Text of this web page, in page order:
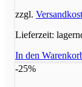
zzgl.
Lieferzeit:
In den
-25%